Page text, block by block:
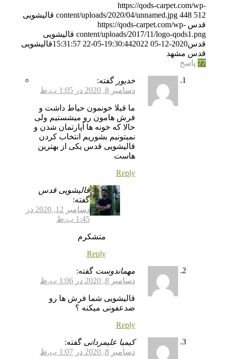
https://qods-carpet.com/wp-
content/uploads/2020/04/unnamed.jpg 448 512
قالیشویی
قدس https://qods-carpet.com/wp-
content/uploads/2017/11/logo-qods1.png قالیشویی
قدس2020-12-05 19:30:44
2022-05-22 15:31:57
قالیشویی
قدس مشهد
77 پاسخ
خدیور گفته:
دسامبر 8, 2020 در 1:05 ب.ظ
ما قبلا خونمون حیاط داشت و
فرش هامون رو میشستیم ولی
حالا که خونه ها آپارتمان شدن و
نمیتونیم بشوریم انتخاب کردن
قالیشویی قدس یکی از بهترین
هاست
Reply
قالیشویی قدس
گفته:
دسامبر 12, 2020 در
1:45 ب.ظ
متشکرم
Reply
مهماندوست گفته:
دسامبر 8, 2020 در 1:06 ب.ظ
قالیشویی شما فرش ها رو
ضدعفونی میکنه ؟
Reply
کیمیا علیمردانی گفته:
دسامبر 8, 2020 در 1:07 ب.ظ